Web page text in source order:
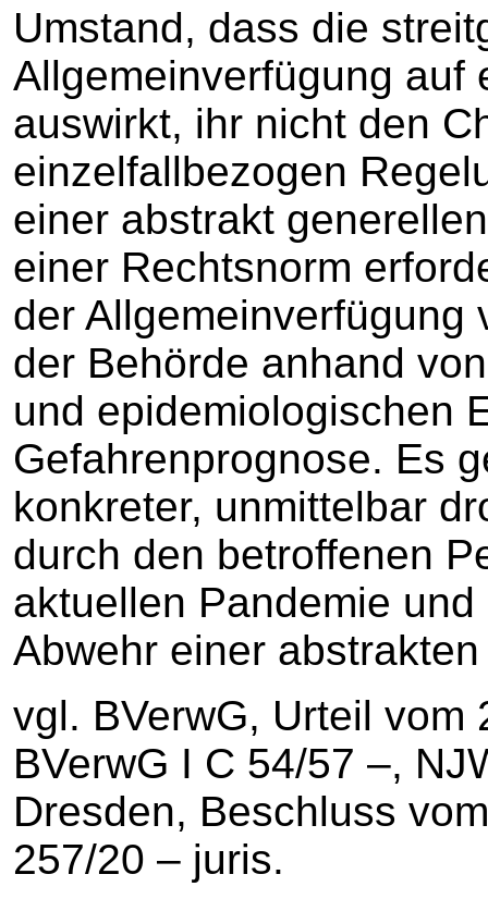
Umstand, dass die
Allgemeinverfügung auf
auswirkt, ihr nicht den
einzelfallbezogen
einer abstrakt
einer Rechtsnorm
der Allgemeinverfügung
der Behörde anhand
und epidemiologischen
Gefahrenprognose. Es
konkreter, unmittelbar
durch den betroffenen
aktuellen Pandemie
Abwehr einer
vgl. BVerwG, Urteil vom
BVerwG I C 54/57 –,
Dresden, Beschluss
257/20 – juris.